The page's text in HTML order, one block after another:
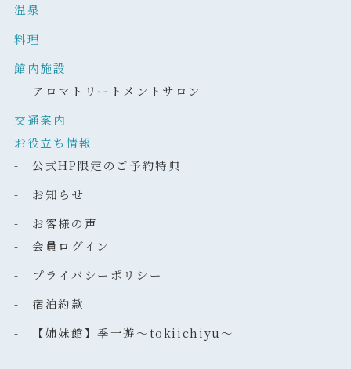
温泉
料理
館内施設
- アロマトリートメントサロン
交通案内
お役立ち情報
- 公式HP限定のご予約特典
- お知らせ
- お客様の声
- 会員ログイン
- プライバシーポリシー
- 宿泊約款
- 【姉妹館】季一遊～tokiichiyu～